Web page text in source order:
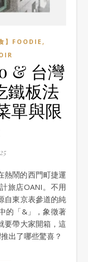
】FOODIE ,
& 台灣
鐵板法
單與限
旅店OANI。不用
自東京表參道的純
的「&」，象徵著
要帶大家開箱，這
出了哪些驚喜？